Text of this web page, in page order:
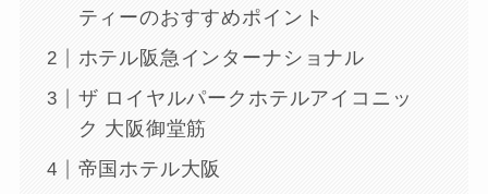
ティーのおすすめポイント
ホテル阪急インターナショナル
ザ ロイヤルパークホテルアイコニッ
ク 大阪御堂筋
帝国ホテル大阪